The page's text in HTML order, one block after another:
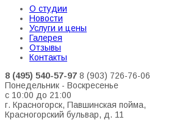
О студии
Новости
Услуги и цены
Галерея
Отзывы
Контакты
8 (495) 540-57-97 8 (903) 726-76-06
Понедельник - Воскресенье
с 10:00 до 21:00
г. Красногорск, Павшинская пойма,
Красногорский бульвар, д. 11